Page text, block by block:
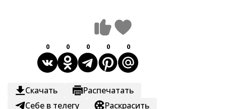
0 0 0 0 0
Скачать
Распечатать
Себе в телегу
Раскрасить